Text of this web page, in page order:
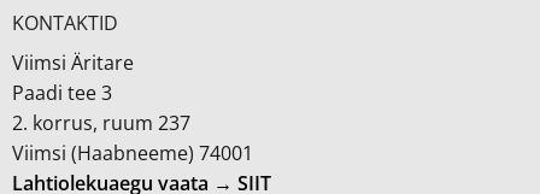
KONTAKTID
Viimsi Äritare
Paadi tee 3
2. korrus, ruum 237
Viimsi (Haabneeme) 74001
Lahtiolekuaegu vaata → SIIT